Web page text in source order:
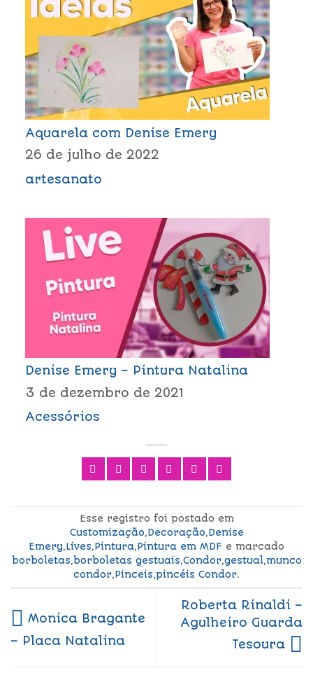
Aquarela com Denise Emery
26 de julho de 2022
artesanato
Denise Emery – Pintura Natalina
3 de dezembro de 2021
Acessórios
Esse registro foi postado em
Customização,Decoração,Denise
Emery,Lives,Pintura,Pintura em MDF e marcado
borboletas,borboletas gestuais,Condor,gestual,munco
condor,Pinceis,pincéis Condor.
Monica Bragante
– Placa Natalina
Roberta Rinaldi –
Agulheiro Guarda
Tesoura